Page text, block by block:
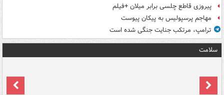
پیروزی قاطع چلسی برابر میلان +فیلم
مهاجم پرسپولیس به پیکان پیوست
ترامپ، مرتکب جنایت جنگی شده است
سلامت